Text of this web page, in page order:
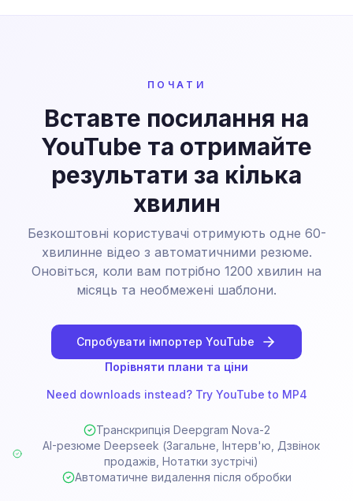
ПОЧАТИ
Вставте посилання на
YouTube та отримайте
результати за кілька
хвилин
Безкоштовні користувачі отримують одне 60-
хвилинне відео з автоматичними резюме.
Оновіться, коли вам потрібно 1200 хвилин на
місяць та необмежені шаблони.
Спробувати імпортер YouTube
Порівняти плани та ціни
Need downloads instead? Try YouTube to MP4
Транскрипція Deepgram Nova-2
AI-резюме Deepseek (Загальне, Інтерв'ю, Дзвінок
продажів, Нотатки зустрічі)
Автоматичне видалення після обробки